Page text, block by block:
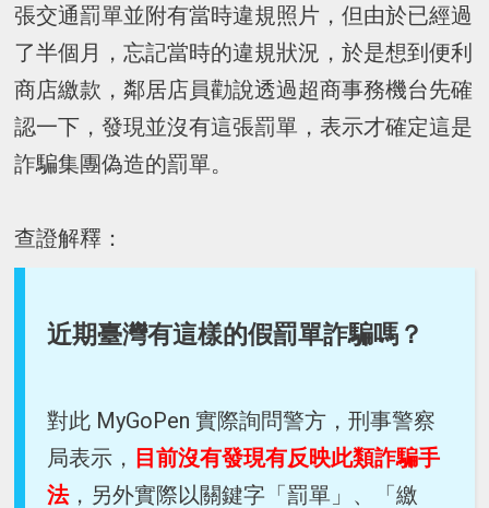
張交通罰單並附有當時違規照片，但由於已經過
了半個月，忘記當時的違規狀況，於是想到便利
商店繳款，鄰居店員勸說透過超商事務機台先確
認一下，發現並沒有這張罰單，表示才確定這是
詐騙集團偽造的罰單。
查證解釋：
近期臺灣有這樣的假罰單詐騙嗎？
對此 MyGoPen 實際詢問警方，刑事警察
局表示， 目前沒有發現有反映此類詐騙手
法，另外實際以關鍵字「罰單」、「繳